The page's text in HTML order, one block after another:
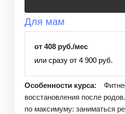
Для мам
от 408 руб./мес
или сразу от 4 900 руб.
Особенности курса:
восстановления после
по максимуму: заниматься